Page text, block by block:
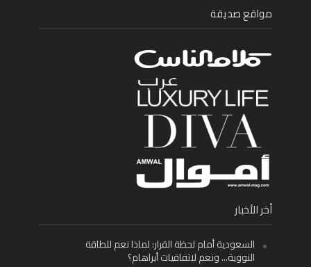
مواقع صديقة
أخر الأخبار
السعودية أمام لحظة القرار: لماذا نعم للطاقة
النووية… ونعم لاتفاقيات أبراهام؟